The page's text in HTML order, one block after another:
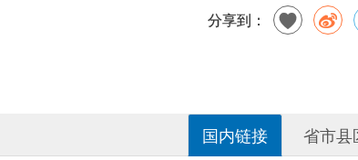
分享到：
国内链接 省市县